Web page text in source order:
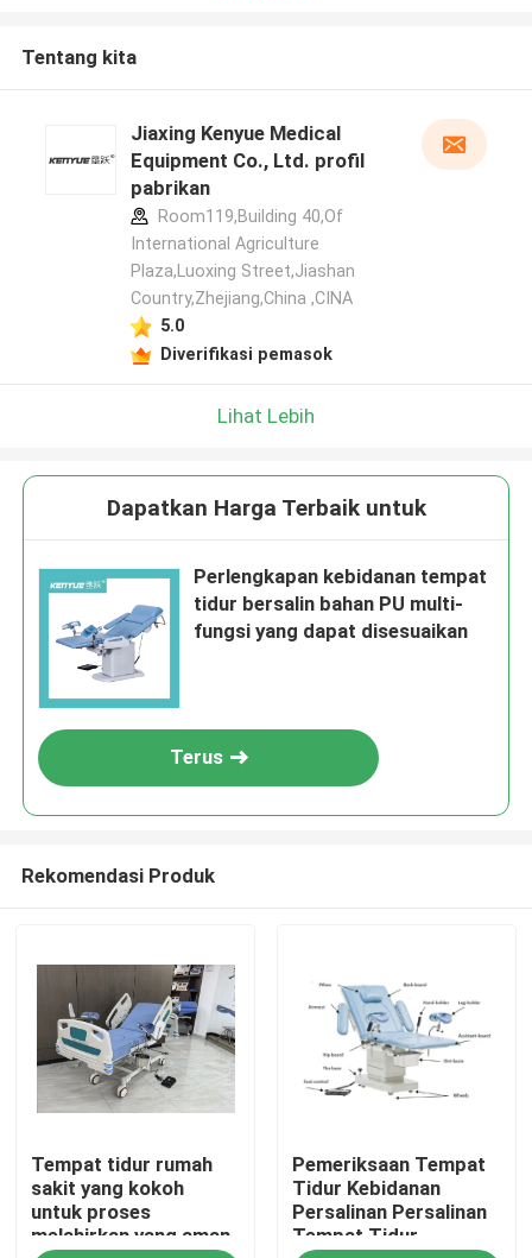
Rumah
Produk
Tentang Kami
Tentang kita
Jiaxing Kenyue Medical
Equipment Co., Ltd. profil
pabrikan
Room119,Building 40,Of
International Agriculture
Plaza,Luoxing Street,Jiashan
Country,Zhejiang,China ,CINA
5.0
Diverifikasi pemasok
Lihat Lebih
Dapatkan Harga Terbaik untuk
Perlengkapan kebidanan tempat
tidur bersalin bahan PU multi-
fungsi yang dapat disesuaikan
Terus
Rekomendasi Produk
Tempat tidur rumah
sakit yang kokoh
untuk proses
melahirkan yang aman
Pemeriksaan Tempat
Tidur Kebidanan
Persalinan Persalinan
Tempat Tidur